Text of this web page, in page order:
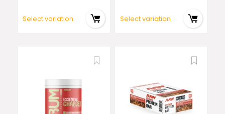
Select variation Select variation